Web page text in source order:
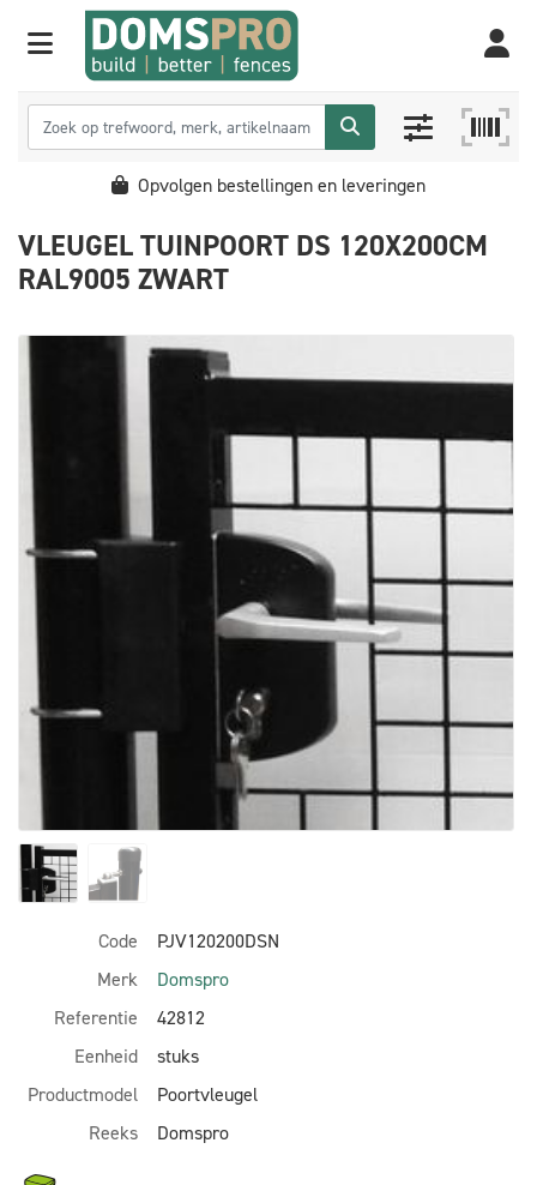
Opvolgen bestellingen en leveringen
VLEUGEL TUINPOORT DS 120X200CM
RAL9005 ZWART
Code
PJV120200DSN
Merk
Domspro
Referentie
42812
Eenheid
stuks
Productmodel
Poortvleugel
Reeks
Domspro